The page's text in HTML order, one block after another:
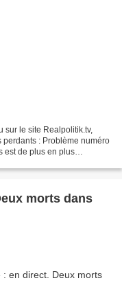
sur le site Realpolitik.tv,
: Problème numéro
est de plus en plus
morts dans